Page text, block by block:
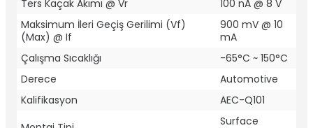
Ters Kaçak Akımı @ Vr
100 nA @ 8 V
Maksimum İleri Geçiş Gerilimi (Vf)
(Max) @ If
900 mV @ 10
mA
Çalışma Sıcaklığı
-65°C ~ 150°C
Derece
Automotive
Kalifikasyon
AEC-Q101
Surface